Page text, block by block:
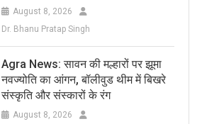
August 8, 2026
Dr. Bhanu Pratap Singh
Agra News: सावन की मल्हारों पर झूमा
नवज्योति का आंगन, बॉलीवुड थीम में बिखरे
संस्कृति और संस्कारों के रंग
August 8, 2026